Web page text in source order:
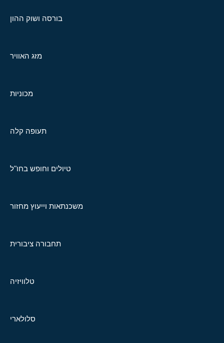
בורסה ושוק ההון
מזג האוויר
מכוניות
תעופה קלה
טיולים וחופש בחו"ל
משכנתאות וייעוץ מחזור
תחבורה ציבורית
טלוויזיה
סלולארי